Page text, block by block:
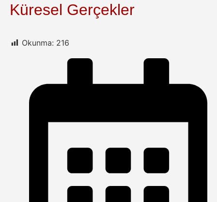
Küresel Gerçekler
Okunma: 216